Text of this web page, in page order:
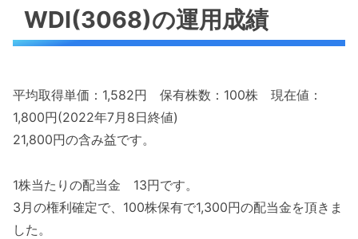
WDI(3068)の運用成績
平均取得単価：1,582円 保有株数：100株 現在値：
1,800円(2022年7月8日終値)
21,800円の含み益です。
1株当たりの配当金 13円です。
3月の権利確定で、100株保有で1,300円の配当金を頂きま
した。